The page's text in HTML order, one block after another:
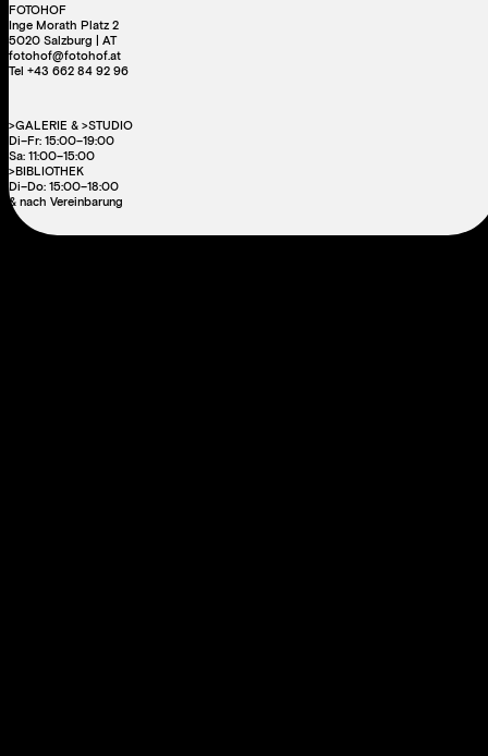
FOTOHOF
Inge Morath Platz 2
5020 Salzburg | AT
fotohof@fotohof.at
Tel +43 662 84 92 96
>GALERIE & >STUDIO
Di–Fr: 15:00–19:00
Sa: 11:00–15:00
>BIBLIOTHEK
Di–Do: 15:00–18:00
& nach Vereinbarung